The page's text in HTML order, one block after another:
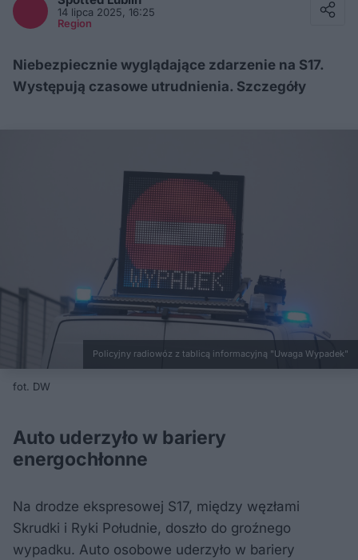
14 lipca 2025, 16:25
Region
Niebezpiecznie wyglądające zdarzenie na S17.
Występują czasowe utrudnienia. Szczegóły
Policyjny radiowóz z tablicą informacyjną "Uwaga Wypadek"
fot. DW
Auto uderzyło w bariery
energochłonne
Na drodze ekspresowej S17, między węzłami
Skrudki i Ryki Południe, doszło do groźnego
wypadku. Auto osobowe uderzyło w bariery